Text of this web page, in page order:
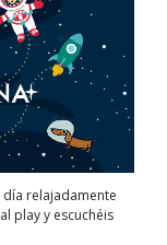
relajadamente
play y escuchéis